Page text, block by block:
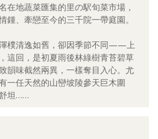
在地蔬菜匯集的里の駅旬菜市場，
鍾、牽戀至今的三千院一帶庭園。
樸清逸如舊，卻因季節不同——上
這回，是初夏雨後林綠樹青苔碧草
韻味截然兩異，一樣奪目入心。尤
一任天然的山巒坡陵參天巨木圍
坦……